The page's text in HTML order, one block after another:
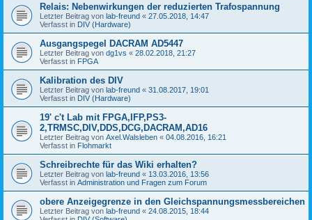
Relais: Nebenwirkungen der reduzierten Trafospannung
Letzter Beitrag von lab-freund « 27.05.2018, 14:47
Verfasst in DIV (Hardware)
Ausgangspegel DACRAM AD5447
Letzter Beitrag von dg1vs « 28.02.2018, 21:27
Verfasst in FPGA
Kalibration des DIV
Letzter Beitrag von lab-freund « 31.08.2017, 19:01
Verfasst in DIV (Hardware)
19' c't Lab mit FPGA,IFP,PS3-
2,TRMSC,DIV,DDS,DCG,DACRAM,AD16
Letzter Beitrag von Axel.Walsleben « 04.08.2016, 16:21
Verfasst in Flohmarkt
Schreibrechte für das Wiki erhalten?
Letzter Beitrag von lab-freund « 13.03.2016, 13:56
Verfasst in Administration und Fragen zum Forum
obere Anzeigegrenze in den Gleichspannungsmessbereichen
Letzter Beitrag von lab-freund « 24.08.2015, 18:44